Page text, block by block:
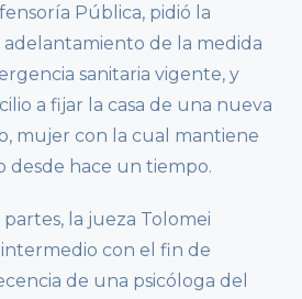
Pública, pidió la
adelantamiento de la medida
sanitaria vigente, y
a fijar la casa de una nueva
mujer con la cual mantiene
desde hace un tiempo.
partes, la jueza Tolomei
con el fin de
de una psicóloga del